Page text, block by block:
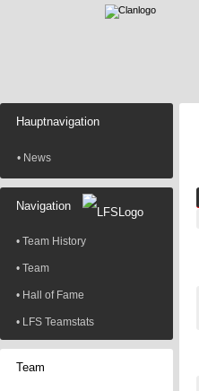
Hauptnavigation
• News
Navigation
• Team History
• Team
• Hall of Fame
• LFS Teamstats
Team